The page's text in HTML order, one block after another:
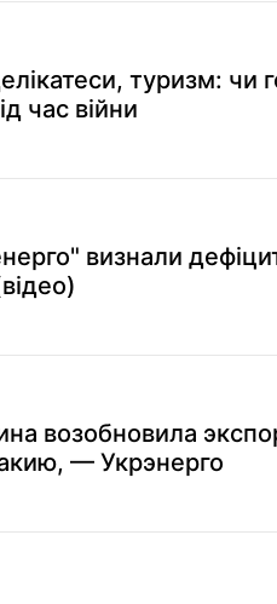
туризм: чи
час війни
визнали
возобновила
— Укрэнерго